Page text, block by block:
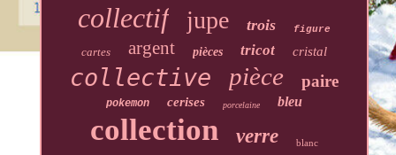
collectif
jupe trois figure
cartes argent pièces tricot cristal
collective pièce paire
pokemon cerises porcelaine bleu
collection verre blanc